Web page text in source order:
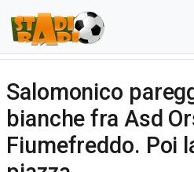
Salomonico
bianche fra Asd
Fiumefreddo. Poi